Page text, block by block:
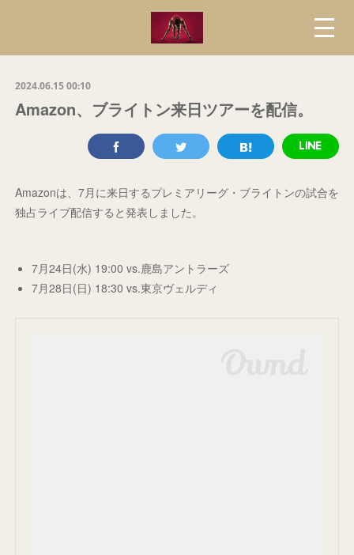
2024.06.15 00:10
Amazon、ブライトン来日ツアーを配信。
Amazonは、7月に来日するプレミアリーグ・ブライトンの試合を
独占ライブ配信すると発表しました。
7月24日(水) 19:00 vs.鹿島アントラーズ
7月28日(日) 18:30 vs.東京ヴェルディ